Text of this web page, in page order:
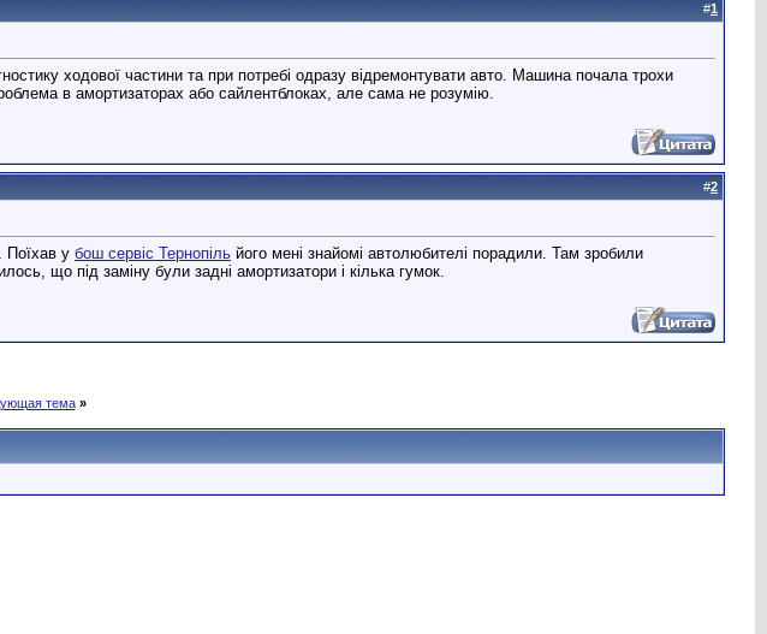
#1
ходової частини та при потребі одразу відремонтувати авто. Машина почала трохи
в амортизаторах або сайлентблоках, але сама не розумію.
#2
Поїхав у бош сервіс Тернопіль його мені знайомі автолюбителі порадили. Там зробили
що під заміну були задні амортизатори і кілька гумок.
тема »